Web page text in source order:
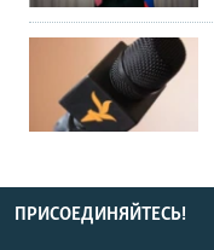
ПРИСОЕДИНЯЙТЕСЬ!